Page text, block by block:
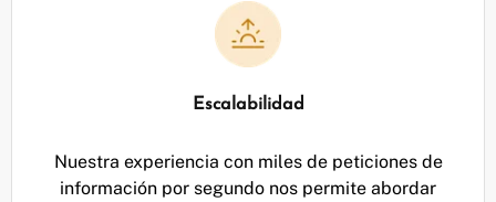
Escalabilidad
Nuestra experiencia con miles de peticiones de
información por segundo nos permite abordar